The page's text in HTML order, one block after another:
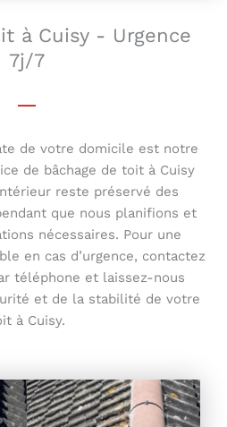
à Cuisy - Urgence
7j/7
de votre domicile est notre
de bâchage de toit à Cuisy
reste préservé des
que nous planifions et
nécessaires. Pour une
en cas d’urgence, contactez
téléphone et laissez-nous
et de la stabilité de votre
à Cuisy.